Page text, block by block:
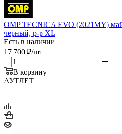
OMP TECNICA EVO (2021MY)
черный, р-р XL
Есть в наличии
17 700 ₽/шт
В корзину
АУТЛЕТ